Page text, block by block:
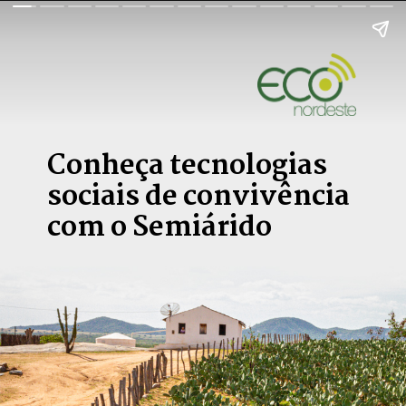
Conheça tecnologias
sociais de convivência
com o Semiárido